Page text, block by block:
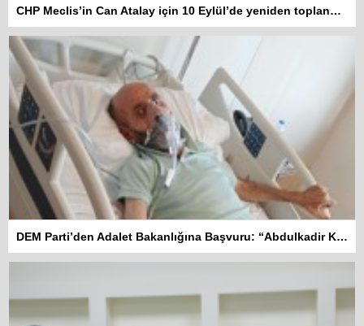
CHP Meclis’in Can Atalay için 10 Eylül’de yeniden toplanmasını istedi
DEM Parti’den Adalet Bakanlığına Başvuru: “Abdulkadir Kuday tahliye edilsin”